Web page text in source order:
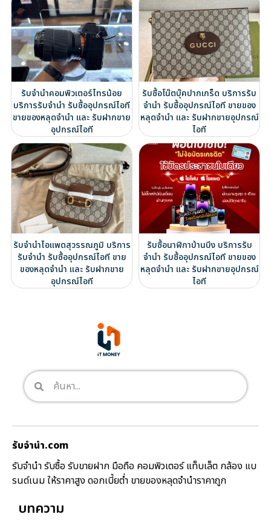
รับจำนำคอมพิวเตอร์ไทรน้อย
บริการรับจำนำ รับซื้ออุปกรณ์ไอที
ขายของหลุดจำนำ และ รับฝากขาย
อุปกรณ์ไอที
รับซื้อโน๊ตบุ๊คปากเกร็ด บริการรับ
จำนำ รับซื้ออุปกรณ์ไอที ขายของ
หลุดจำนำ และ รับฝากขายอุปกรณ์
ไอที
รับจำนำไอแพดสุวรรณภูมิ บริการ
รับจำนำ รับซื้ออุปกรณ์ไอที ขาย
ของหลุดจำนำ และ รับฝากขาย
อุปกรณ์ไอที
รับซื้อนาฬิกาบ้านบึง บริการรับ
จำนำ รับซื้ออุปกรณ์ไอที ขายของ
หลุดจำนำ และ รับฝากขายอุปกรณ์
ไอที
รับจํานํา.com
รับจำนำ รับซื้อ รับขายฝาก มือถือ คอมพิวเตอร์ แท็บเล็ต กล้อง แบ
รนด์เนม ให้ราคาสูง ดอกเบี้ยต่ำ ขายของหลุดจำนำราคาถูก
บทความ